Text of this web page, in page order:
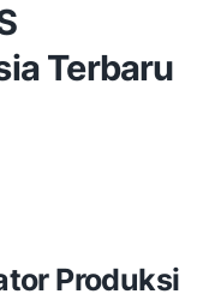
Terbaru
Produksi